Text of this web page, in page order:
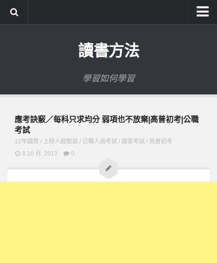
讀書方法
學習如何學習
應考訣竅／每科只求均分 弱項也不放棄|高普初考|公職
考試
12年國教 / 上榜人經驗談 / 公職人員考試 / 國家考試 / 高普初考
8 10 月, 2013
0